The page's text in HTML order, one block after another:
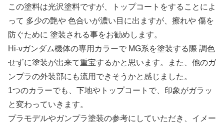
この塗料は光沢塗料ですが、トップコートをすることによ
って 多少の艶や 色合いが濃い目に出ますが、擦れや 傷を
防ぐために 塗装される事をお勧めします。
Hi-νガンダム機体の専用カラーで MG系を塗装する際 調色
せずに塗装が出来て重宝するかと思います。また、他のガ
ンプラの外装部にも流用できそうかと感じました。
1つのカラーでも、下地やトップコートで、印象がガラッ
と変わっていきます。
プラモデルやガンプラ塗装の参考にしていただき、イメー